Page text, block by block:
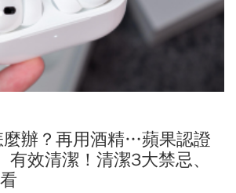
麼辦？再用酒精…蘋果認證
有效清潔！清潔3大禁忌、